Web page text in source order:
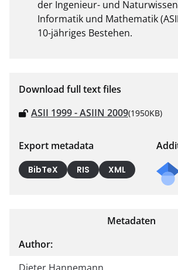
der Ingenieur- und
Informatik und Mathematik
10-jähriges Bestehen.
Download full text files
ASII 1999 - ASIIN 2009(1950KB)
Export metadata
BibTeX RIS XML
Metadaten
Author: